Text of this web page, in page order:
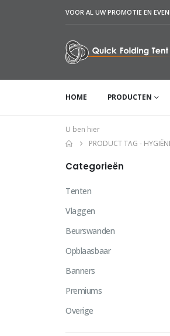
VOOR AL UW PROMOTIE EN
HOME PRODUCTEN
U ben hier
PRODUCT TAG -
Categorieën
Tenten
Vlaggen
Beurswanden
Opblaasbaar
Banners
Premiums
Overige